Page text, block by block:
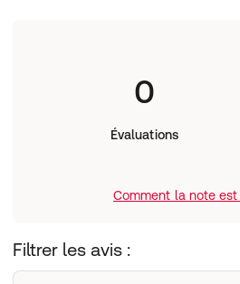
0
Évaluations
Comment la note
Filtrer les avis :